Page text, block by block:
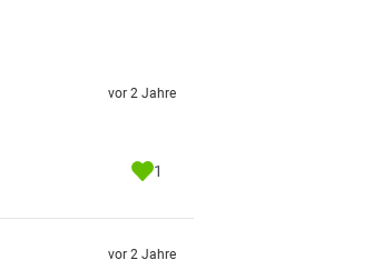
vor 2 Jahre
1
vor 2 Jahre